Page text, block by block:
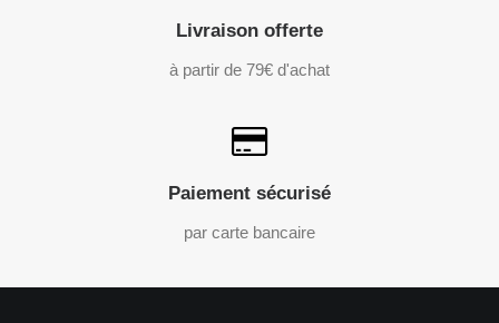
Livraison offerte
à partir de 79€ d'achat
Paiement sécurisé
par carte bancaire